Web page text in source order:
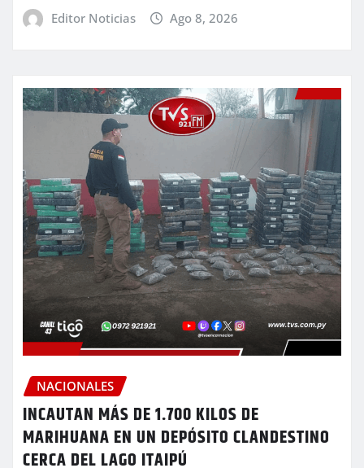
Editor Noticias Ago 8, 2026
NACIONALES
INCAUTAN MÁS DE 1.700 KILOS DE
MARIHUANA EN UN DEPÓSITO CLANDESTINO
CERCA DEL LAGO ITAIPÚ